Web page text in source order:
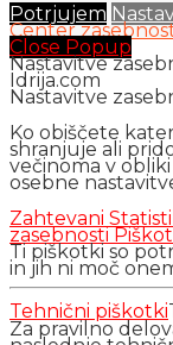
Potrjujem
Center
Close Popup
Nastavitve
Idrija.com
Nastavitve
Ko obiščete
shranjuje ali
večinoma v
osebne
Zahtevani
zasebnosti
Ti piškotki so
in jih ni moč
Tehnični piškotki
Za pravilno